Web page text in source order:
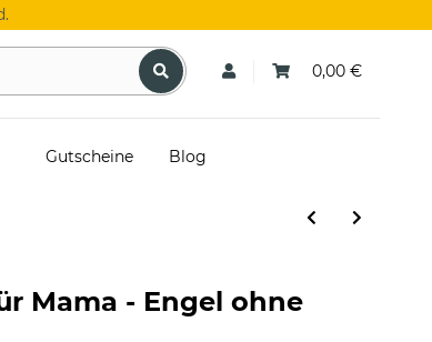
0,00 €
Gutscheine Blog
Mama - Engel ohne